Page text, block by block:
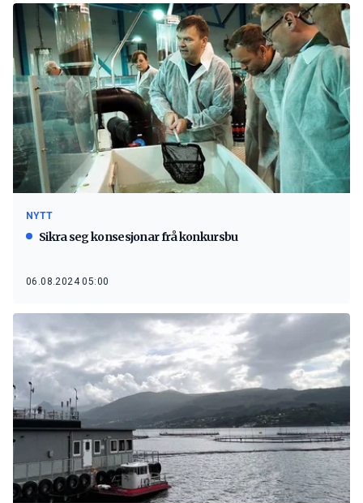
NYTT
Sikra seg konsesjonar frå konkursbu
06.08.2024 05:00